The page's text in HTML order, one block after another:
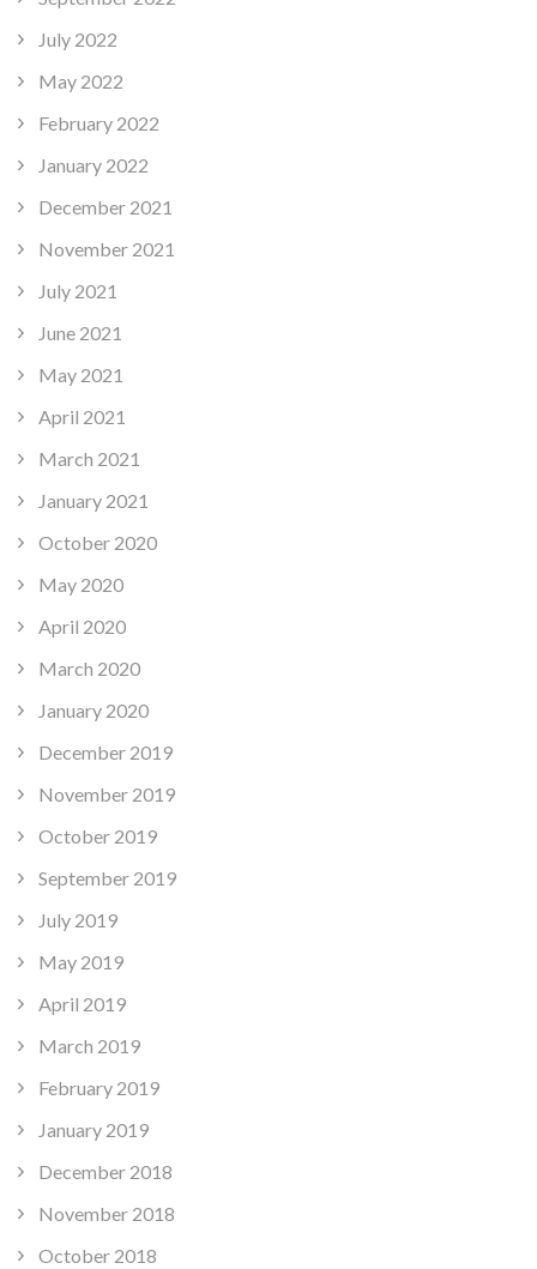
July 2022
May 2022
February 2022
January 2022
December 2021
November 2021
July 2021
June 2021
May 2021
April 2021
March 2021
January 2021
October 2020
May 2020
April 2020
March 2020
January 2020
December 2019
November 2019
October 2019
September 2019
July 2019
May 2019
April 2019
March 2019
February 2019
January 2019
December 2018
November 2018
October 2018